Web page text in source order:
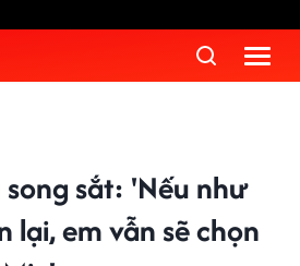
song sắt: 'Nếu như
lại, em vẫn sẽ chọn